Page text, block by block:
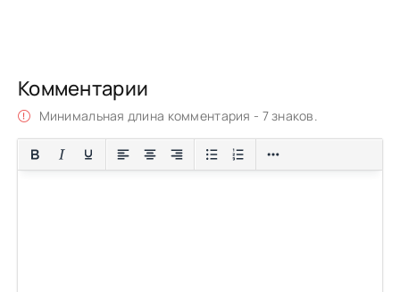
Комментарии
Минимальная длина комментария - 7 знаков.